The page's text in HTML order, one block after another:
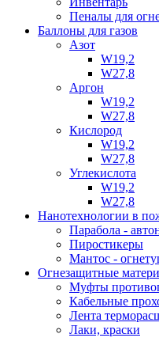
Пеналы для
Баллоны для газов
Азот
W19,2
W27,8
Аргон
W19,2
W27,8
Кислород
W19,2
W27,8
Углекислота
W19,2
W27,8
Нанотехнологии в
Парабола -
Пиростикеры
Мантос -
Огнезащитные
Муфты
Кабельные
Лента
Лаки, краски